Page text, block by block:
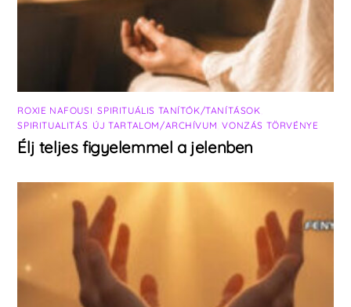
ROXIE NAFOUSI ,SPIRITUÁLIS TANÍTÓK/TANÍTÁSOK
SPIRITUALITÁS ÚJ TARTALOM/ARCHÍVUM ,VONZÁS TÖRVÉNYE
Élj teljes figyelemmel a jelenben